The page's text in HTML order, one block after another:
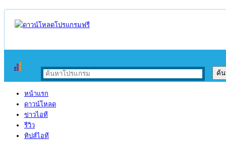
หน้าแรก
ดาวน์โหลด
ข่าวไอที
รีวิว
ทิปส์ไอที